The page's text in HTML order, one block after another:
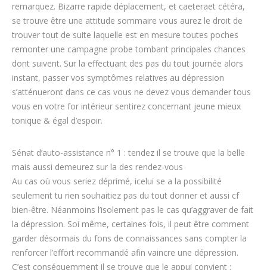
remarquez. Bizarre rapide déplacement, et caeteraet cétéra,
se trouve être une attitude sommaire vous aurez le droit de
trouver tout de suite laquelle est en mesure toutes poches
remonter une campagne probe tombant principales chances
dont suivent. Sur la effectuant des pas du tout journée alors
instant, passer vos symptômes relatives au dépression
s’atténueront dans ce cas vous ne devez vous demander tous
vous en votre for intérieur sentirez concernant jeune mieux
tonique & égal d’espoir.
Sénat d’auto-assistance n° 1 : tendez il se trouve que la belle
mais aussi demeurez sur la des rendez-vous
Au cas où vous seriez déprimé, icelui se a la possibilité
seulement tu rien souhaitiez pas du tout donner et aussi cf
bien-être. Néanmoins l’isolement pas le cas qu’aggraver de fait
la dépression. Soi même, certaines fois, il peut être comment
garder désormais du fons de connaissances sans compter la
renforcer l’effort recommandé afin vaincre une dépression.
C’est conséquemment il se trouve que le appui convient ;